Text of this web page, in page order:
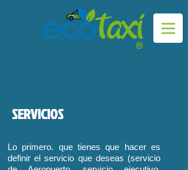
​SERVICIOS
Lo primero. que tienes que hacer es
definir el servicio que deseas (servicio